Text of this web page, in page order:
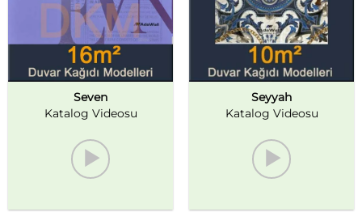
Seven
Katalog Videosu
Seyyah
Katalog Videosu